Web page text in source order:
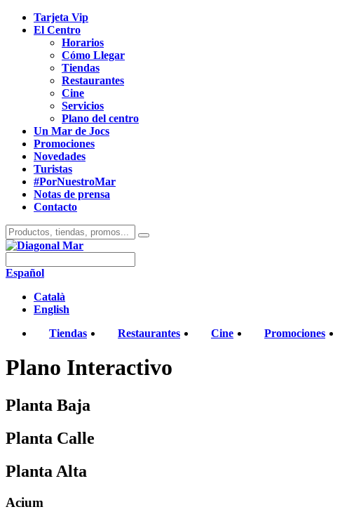
Tarjeta Vip
El Centro
Horarios
Cómo Llegar
Tiendas
Restaurantes
Cine
Servicios
Plano del centro
Un Mar de Jocs
Promociones
Novedades
Turistas
#PorNuestroMar
Notas de prensa
Contacto
Español
Català
English
Tiendas
Restaurantes Cine Promociones
Plano Interactivo
Planta Baja
Planta Calle
Planta Alta
Acium